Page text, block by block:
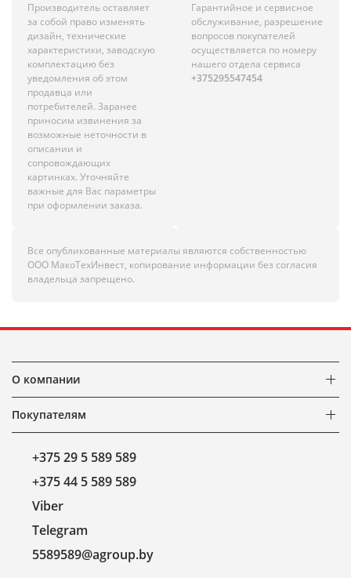
Производитель оставляет
за собой право изменять
дизайн, технические
характеристики, заводскую
комплектацию без
уведомления об этом
продавца или
потребителей. Заранее
приносим извинения за
возможные неточности в
описании и
сопровождающих
картинках. Уточняйте
важные для Вас параметры
при оформлении заказа.
Гарантийное и сервисное
обслуживание, разрешение
вопросов покупателей
осуществляется по номеру
нашего отдела сервиса
+375295547454
Все опубликованные материалы являются собственностью
ООО МакоТехИнвест, копирование информации без согласия
владельца запрещено.
О компании
Покупателям
+375 29 5 589 589
+375 44 5 589 589
Viber
Telegram
5589589@agroup.by